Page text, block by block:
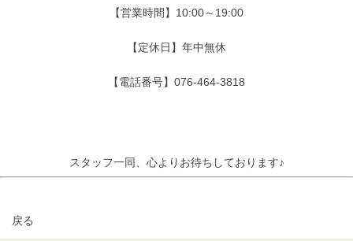
【営業時間】10:00～19:00
【定休日】年中無休
【電話番号】076-464-3818
スタッフ一同、心よりお待ちしております♪
戻る